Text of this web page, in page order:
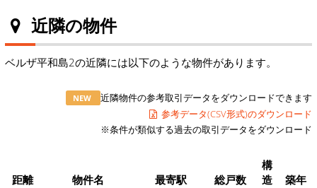
近隣の物件
ベルザ平和島2の近隣には以下のような物件があります。
NEW
近隣物件の参考取引データをダウンロードできます
参考データ(CSV形式)のダウンロード
※条件が類似する過去の取引データをダウンロード
距離 物件名 最寄駅 総戸数
構
造
築年